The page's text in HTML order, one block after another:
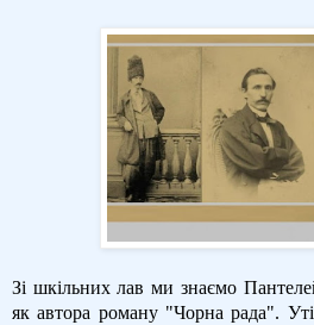
Зі шкільних лав ми знаємо
як автора роману "Чорна рада".